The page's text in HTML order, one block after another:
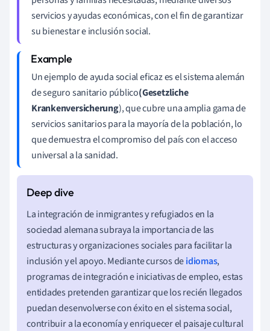
servicios y ayudas económicas, con el fin de garantizar
su bienestar e inclusión social.
Un ejemplo de ayuda social eficaz es el sistema alemán
de seguro sanitario público(Gesetzliche
Krankenversicherung), que cubre una amplia gama de
servicios sanitarios para la mayoría de la población, lo
que demuestra el compromiso del país con el acceso
universal a la sanidad.
La integración de inmigrantes y refugiados en la
sociedad alemana subraya la importancia de las
estructuras y organizaciones sociales para facilitar la
inclusión y el apoyo. Mediante cursos deidiomas,
programas de integración e iniciativas de empleo, estas
entidades pretenden garantizar que los recién llegados
puedan desenvolverse con éxito en el sistema social,
contribuir a la economía y enriquecer el paisaje cultural